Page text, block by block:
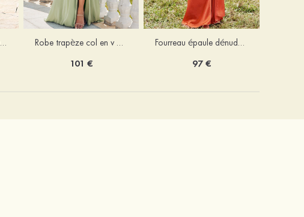
Fourreau licou stretch satin longueur cheville robe de demoiselle d'honneur Robe trapèze col en v mousseline ras du sol robe de demoiselle d'honneur
101 €
Fourreau épaule dénudée satin extensible ras du sol robe de demoiselle d'honneur
97 €